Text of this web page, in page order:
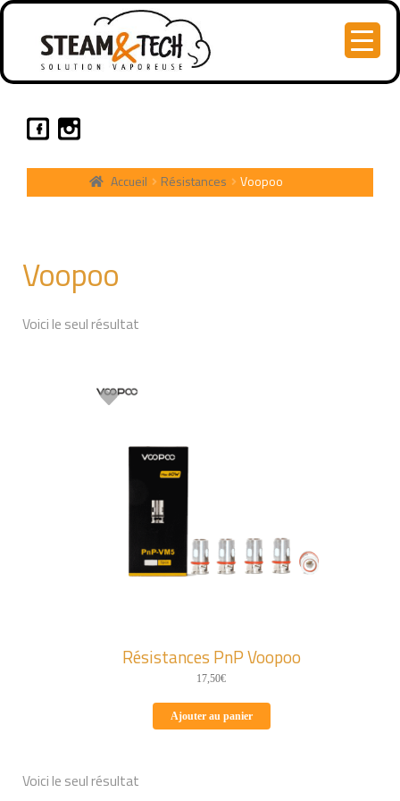
Accueil Résistances Voopoo
Voopoo
Voici le seul résultat
Résistances PnP Voopoo
17,50€
Ajouter au panier
Voici le seul résultat